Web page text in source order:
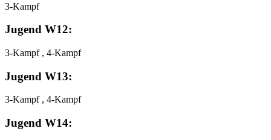
3-Kampf
Jugend W12:
3-Kampf , 4-Kampf
Jugend W13:
3-Kampf , 4-Kampf
Jugend W14: